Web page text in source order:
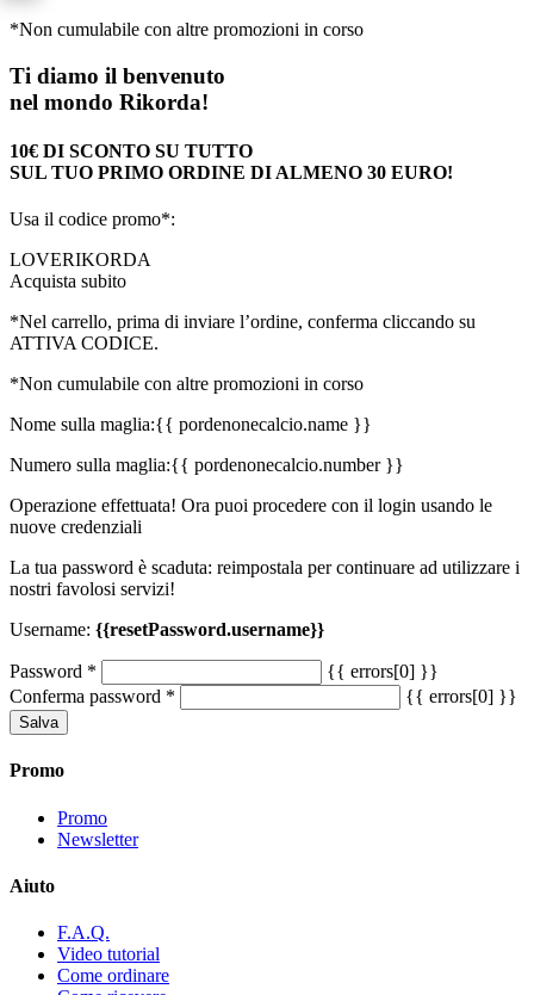
*Non cumulabile con altre promozioni in corso
Ti diamo il benvenuto
nel mondo Rikorda!
10€ DI SCONTO SU TUTTO
SUL TUO PRIMO ORDINE DI ALMENO 30 EURO!
Usa il codice promo*:
LOVERIKORDA
Acquista subito
*Nel carrello, prima di inviare l’ordine, conferma cliccando su
ATTIVA CODICE.
*Non cumulabile con altre promozioni in corso
Nome sulla maglia:{{ pordenonecalcio.name }}
Numero sulla maglia:{{ pordenonecalcio.number }}
Operazione effettuata! Ora puoi procedere con il login usando le
nuove credenziali
La tua password è scaduta: reimpostala per continuare ad utilizzare i
nostri favolosi servizi!
Username: {{resetPassword.username}}
Password *
{{ errors[0] }}
Conferma password * {{ errors[0] }}
Salva
Promo
Promo
Newsletter
Aiuto
F.A.Q.
Video tutorial
Come ordinare